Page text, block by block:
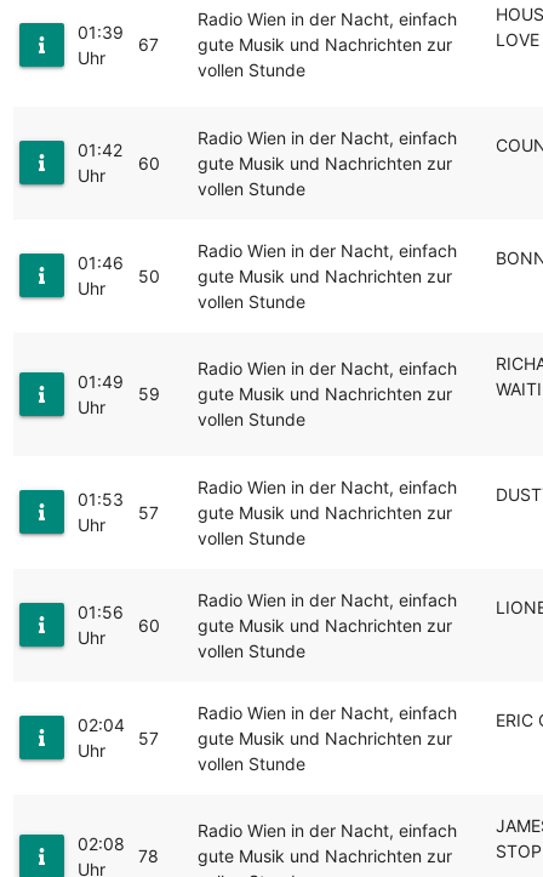
01:39
Uhr
67
Radio Wien in der Nacht, einfach
gute Musik und Nachrichten zur
vollen Stunde
LOVE
01:42
Uhr
60
Radio Wien in der Nacht, einfach
gute Musik und Nachrichten zur
vollen Stunde
01:46
Uhr
50
Radio Wien in der Nacht, einfach
gute Musik und Nachrichten zur
vollen Stunde
01:49
Uhr
59
Radio Wien in der Nacht, einfach
gute Musik und Nachrichten zur
vollen Stunde
01:53
Uhr
57
Radio Wien in der Nacht, einfach
gute Musik und Nachrichten zur
vollen Stunde
01:56
Uhr
60
Radio Wien in der Nacht, einfach
gute Musik und Nachrichten zur
vollen Stunde
02:04
Uhr
57
Radio Wien in der Nacht, einfach
gute Musik und Nachrichten zur
vollen Stunde
ERIC
02:08
Uhr
78
Radio Wien in der Nacht, einfach
gute Musik und Nachrichten zur
STOP